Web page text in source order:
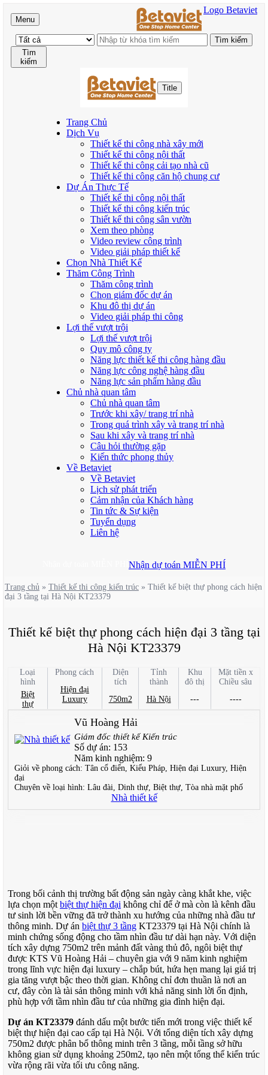
Menu
Logo Betaviet
Tìm
kiếm
Title
Trang Chủ
Dịch Vụ
Thiết kế thi công nhà xây mới
Thiết kế thi công nội thất
Thiết kế thi công cải tạo nhà cũ
Thiết kế thi công căn hộ chung cư
Dự Án Thực Tế
Thiết kế thi công nội thất
Thiết kế thi công kiến trúc
Thiết kế thi công sân vườn
Xem theo phòng
Video review công trình
Video giải pháp thiết kế
Chọn Nhà Thiết Kế
Thăm Công Trình
Thăm công trình
Chọn giám đốc dự án
Khu đô thị dự án
Video giải pháp thi công
Lợi thế vượt trội
Lợi thế vượt trội
Quy mô công ty
Năng lực thiết kế thi công hàng đầu
Năng lực công nghệ hàng đầu
Năng lực sản phẩm hàng đầu
Chủ nhà quan tâm
Chủ nhà quan tâm
Trước khi xây/ trang trí nhà
Trong quá trình xây và trang trí nhà
Sau khi xây và trang trí nhà
Câu hỏi thường gặp
Kiến thức phong thủy
Về Betaviet
Về Betaviet
Lịch sử phát triển
Cảm nhận của Khách hàng
Tin tức & Sự kiện
Tuyển dụng
Liên hệ
Nhận dự toán MIỄN PHÍ
Trang chủ » Thiết kế thi công kiến trúc » Thiết kế biệt thự phong cách hiện
đại 3 tầng tại Hà Nội KT23379
Thiết kế biệt thự phong cách hiện đại 3 tầng tại
Hà Nội KT23379
Loại
hình
Biệt
thự
Phong cách
Hiện đại
Luxury
Diện
tích
750m2
Tỉnh
thành
Hà Nội
Khu
đô thị
---
Mặt tiền x
Chiều sâu
----
Vũ Hoàng Hải
Giám đốc thiết kế Kiến trúc
Số dự án: 153
Năm kinh nghiệm: 9
Giỏi về phong cách: Tân cổ điển, Kiểu Pháp, Hiện đại Luxury, Hiện
đại
Chuyên về loại hình: Lâu đài, Dinh thự, Biệt thự, Tòa nhà mặt phố
Nhà thiết kế
Trong bối cảnh thị trường bất động sản ngày càng khắt khe, việc
lựa chọn một biệt thự hiện đại không chỉ để ở mà còn là kênh đầu
tư sinh lời bền vững đã trở thành xu hướng của những nhà đầu tư
thông minh. Dự án biệt thự 3 tầng KT23379 tại Hà Nội chính là
minh chứng sống động cho tầm nhìn đầu tư dài hạn này. Với diện
tích xây dựng 750m2 trên mảnh đất vàng thủ đô, ngôi biệt thự
được KTS Vũ Hoàng Hải – chuyên gia với 9 năm kinh nghiệm
trong lĩnh vực hiện đại luxury – chắp bút, hứa hẹn mang lại giá trị
gia tăng vượt bậc theo thời gian. Không chỉ đơn thuần là nơi an
cư, đây còn là tài sản thông minh với khả năng sinh lời ổn định,
phù hợp với tầm nhìn đầu tư của những gia đình hiện đại.
Dự án KT23379 đánh dấu một bước tiến mới trong việc thiết kế
biệt thự hiện đại cao cấp tại Hà Nội. Với tổng diện tích xây dựng
750m2 được phân bổ thông minh trên 3 tầng, mỗi tầng sở hữu
không gian sử dụng khoảng 250m2, tạo nên một tổng thể kiến trúc
vừa rộng rãi vừa tối ưu công năng.